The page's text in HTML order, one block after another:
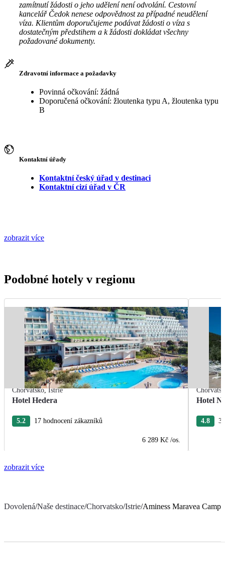
zamítnutí žádosti o jeho udělení není odvolání. Cestovní
kancelář Čedok nenese odpovědnost za případné neudělení
víza. Klientům doporučujeme podávat žádosti o víza s
dostatečným předstihem a k žádosti dokládat všechny
požadované dokumenty.
Zdravotní informace a požadavky
Povinná očkování: žádná
Doporučená očkování: žloutenka typu A, žloutenka typu
B
Kontaktní úřady
Kontaktní český úřad v destinaci
Kontaktní cizí úřad v ČR
zobrazit více
Podobné hotely v regionu
Chorvatsko,Istrie
Hotel Hedera
5.2 17 hodnocení zákazníků
6 289 Kč /os.
Hotel
4.8
zobrazit více
Dovolená/Naše destinace/Chorvatsko/Istrie/Aminess Maravea